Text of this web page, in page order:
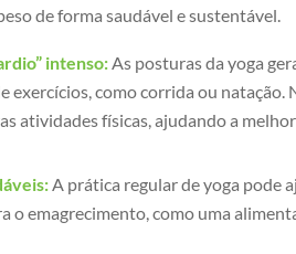
de forma saudável e sustentável.
intenso:As posturas da yoga
como corrida ou natação.
atividades físicas, ajudando a
A prática regular de yoga pode
o emagrecimento, como uma